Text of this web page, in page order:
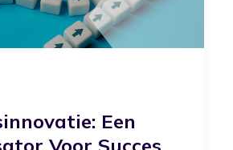
Een
Voor Succes